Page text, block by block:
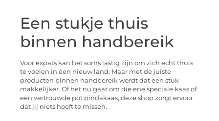
Een stukje thuis
binnen handbereik
Voor expats kan het soms lastig zijn om zich echt thuis
te voelen in een nieuw land. Maar met de juiste
producten binnen handbereik wordt dat een stuk
makkelijker. Of het nu gaat om die ene speciale kaas of
een vertrouwde pot pindakaas, deze shop zorgt ervoor
dat jij niets hoeft te missen.